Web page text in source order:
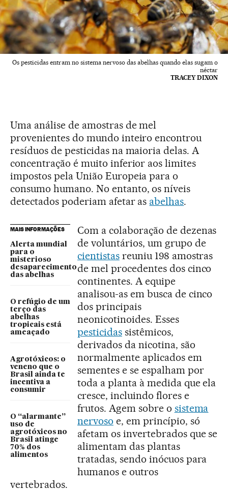
Os pesticidas entram no sistema nervoso das abelhas quando elas sugam o
néctar
TRACEY DIXON
Uma análise de amostras de mel
provenientes do mundo inteiro encontrou
resíduos de pesticidas na maioria delas. A
concentração é muito inferior aos limites
impostos pela União Europeia para o
consumo humano. No entanto, os níveis
detectados poderiam afetar as abelhas.
MAIS INFORMAÇÕES
Alerta mundial
para o
misterioso
desaparecimento
das abelhas
O refúgio de um
terço das
abelhas
tropicais está
ameaçado
Agrotóxicos: o
veneno que o
Brasil ainda te
incentiva a
consumir
O “alarmante”
uso de
agrotóxicos no
Brasil atinge
70% dos
alimentos
Com a colaboração de dezenas
de voluntários, um grupo de
cientistasreuniu 198 amostras
de mel procedentes dos cinco
continentes. A equipe
analisou-as em busca de cinco
dos principais
neonicotinoides. Esses
pesticidassistêmicos,
derivados da nicotina, são
normalmente aplicados em
sementes e se espalham por
toda a planta à medida que ela
cresce, incluindo flores e
frutos. Agem sobre o sistema
nervoso e, em princípio, só
afetam os invertebrados que se
alimentam das plantas
tratadas, sendo inócuos para
humanos e outros
vertebrados.